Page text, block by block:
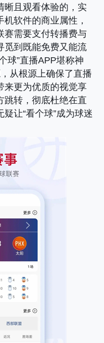
晰且观看体验的，实
软件的商业属性，
赛需要支付转播费与
觅到既能免费又能流
球”直播APP堪称神
从根源上确保了直播
来更为优质的视觉享
跳转，彻底杜绝在直
让“看个球”成为球迷